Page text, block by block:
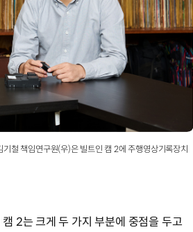
철 책임연구원(우)은 빌트인 캠 2에 주행영상기록장치
캠 2는 크게 두 가지 부분에 중점을 두고